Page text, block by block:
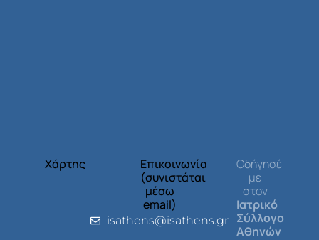
Χάρτης
Επικοινωνία
(συνιστάται
μέσω
email)
isathens@isathens.gr
Οδήγησέ
με
στον
Ιατρικό
Σύλλογο
Αθηνών